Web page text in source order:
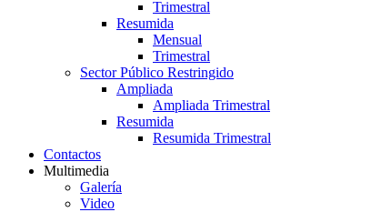
Trimestral
Resumida
Mensual
Trimestral
Sector Público Restringido
Ampliada
Ampliada Trimestral
Resumida
Resumida Trimestral
Contactos
Multimedia
Galería
Video